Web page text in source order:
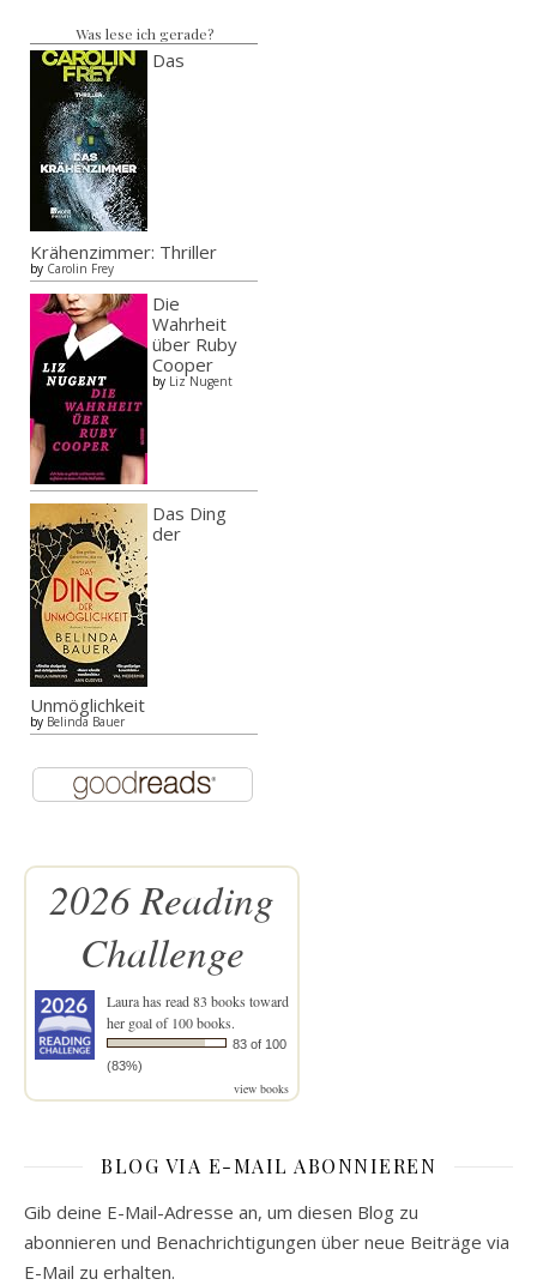
Was lese ich gerade?
Das
Krähenzimmer: Thriller
by Carolin Frey
Die
Wahrheit
über Ruby
Cooper
by Liz Nugent
Das Ding
der
Unmöglichkeit
by Belinda Bauer
2026 Reading
Challenge
Laurahas read 83 books toward
her goal of 100 books.
83 of 100
(83%)
view books
BLOG VIA E-MAIL ABONNIEREN
Gib deine E-Mail-Adresse an, um diesen Blog zu
abonnieren und Benachrichtigungen über neue Beiträge via
E-Mail zu erhalten.